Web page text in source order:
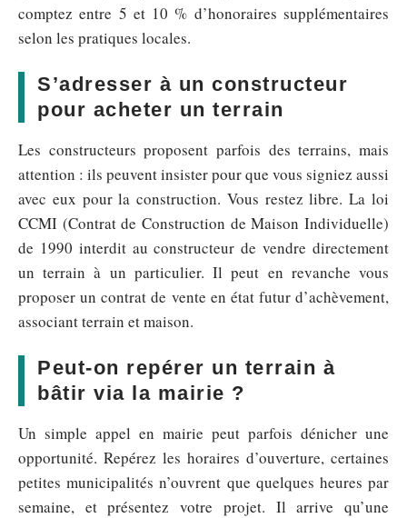
comptez entre 5 et 10 % d’honoraires supplémentaires
selon les pratiques locales.
S’adresser à un constructeur
pour acheter un terrain
Les constructeurs proposent parfois des terrains, mais
attention : ils peuvent insister pour que vous signiez aussi
avec eux pour la construction. Vous restez libre. La loi
CCMI (Contrat de Construction de Maison Individuelle)
de 1990 interdit au constructeur de vendre directement
un terrain à un particulier. Il peut en revanche vous
proposer un contrat de vente en état futur d’achèvement,
associant terrain et maison.
Peut-on repérer un terrain à
bâtir via la mairie ?
Un simple appel en mairie peut parfois dénicher une
opportunité. Repérez les horaires d’ouverture, certaines
petites municipalités n’ouvrent que quelques heures par
semaine, et présentez votre projet. Il arrive qu’une